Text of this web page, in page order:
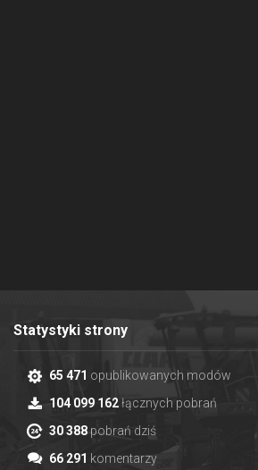
Statystyki strony
65 471 opublikowanych modów
104 099 162łącznych pobrań
30 388pobrań dziś
66 291 komentarzy